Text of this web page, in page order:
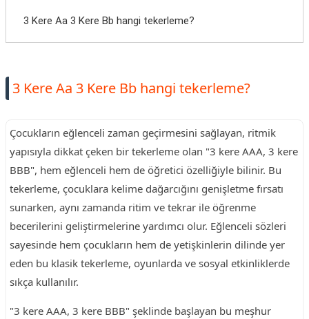
3 Kere Aa 3 Kere Bb hangi tekerleme?
3 Kere Aa 3 Kere Bb hangi tekerleme?
Çocukların eğlenceli zaman geçirmesini sağlayan, ritmik
yapısıyla dikkat çeken bir tekerleme olan "3 kere AAA, 3 kere
BBB", hem eğlenceli hem de öğretici özelliğiyle bilinir. Bu
tekerleme, çocuklara kelime dağarcığını genişletme fırsatı
sunarken, aynı zamanda ritim ve tekrar ile öğrenme
becerilerini geliştirmelerine yardımcı olur. Eğlenceli sözleri
sayesinde hem çocukların hem de yetişkinlerin dilinde yer
eden bu klasik tekerleme, oyunlarda ve sosyal etkinliklerde
sıkça kullanılır.
"3 kere AAA, 3 kere BBB" şeklinde başlayan bu meşhur